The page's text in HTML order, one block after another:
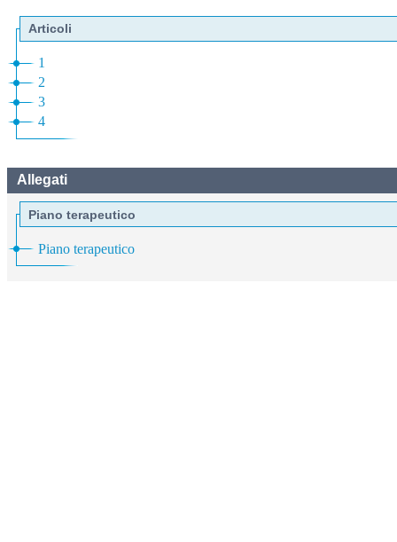
Articoli
1
2
3
4
Allegati
Piano terapeutico
Piano terapeutico